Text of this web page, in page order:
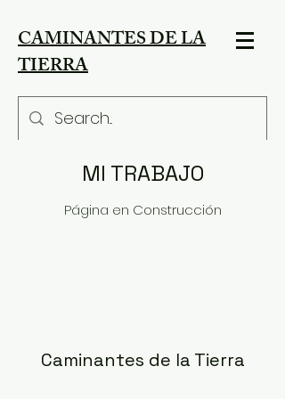
CAMINANTES DE LA
TIERRA
MI TRABAJO
Página en Construcción
Caminantes de la Tierra